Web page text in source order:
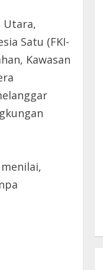
Utara,
Satu (FKI-
Kawasan